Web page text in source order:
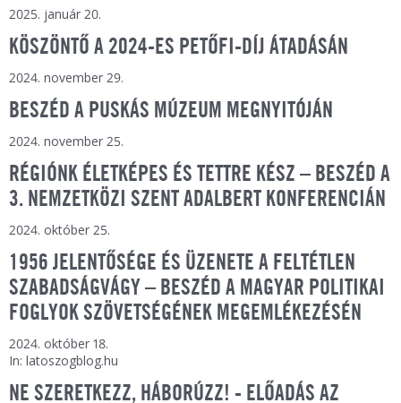
2025. január 20.
KÖSZÖNTŐ A 2024-ES PETŐFI-DÍJ ÁTADÁSÁN
2024. november 29.
BESZÉD A PUSKÁS MÚZEUM MEGNYITÓJÁN
2024. november 25.
RÉGIÓNK ÉLETKÉPES ÉS TETTRE KÉSZ – BESZÉD A
3. NEMZETKÖZI SZENT ADALBERT KONFERENCIÁN
2024. október 25.
1956 JELENTŐSÉGE ÉS ÜZENETE A FELTÉTLEN
SZABADSÁGVÁGY – BESZÉD A MAGYAR POLITIKAI
FOGLYOK SZÖVETSÉGÉNEK MEGEMLÉKEZÉSÉN
2024. október 18.
In: latoszogblog.hu
NE SZERETKEZZ, HÁBORÚZZ! - ELŐADÁS AZ